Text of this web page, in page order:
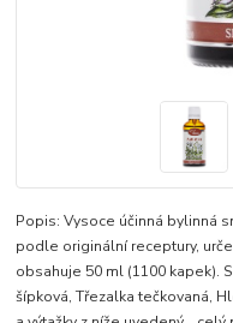
Popis: Vysoce účinná bylinná
podle originální receptury,
obsahuje 50 ml (1100 kapek).
šípková, Třezalka tečkovaná,